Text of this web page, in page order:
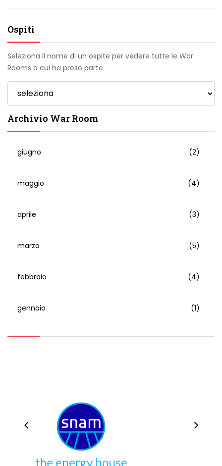
Ospiti
Seleziona il nome di un ospite per vedere tutte le War
Rooms a cui ha preso parte
Archivio War Room
giugno (2)
maggio (4)
aprile (3)
marzo (5)
febbraio (4)
gennaio (1)